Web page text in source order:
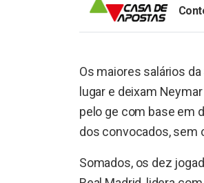
Os maiores salários
lugar e deixam
pelo ge com base em
dos convocados, sem
Somados, os dez